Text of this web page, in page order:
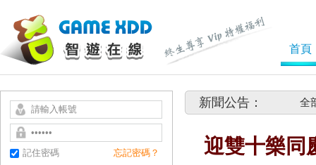
首頁
記住密碼 忘記密碼？
新聞公告： 全
迎雙十樂同